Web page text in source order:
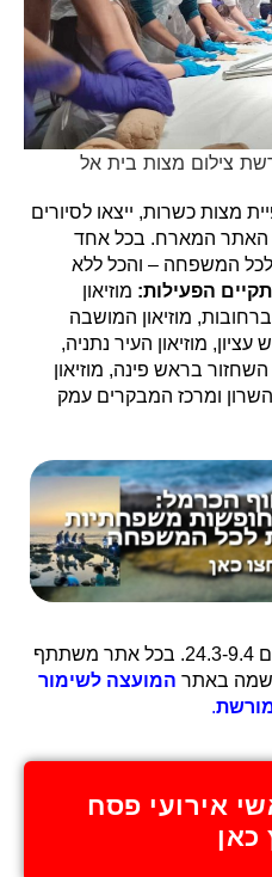
צילום מצות בית אל
מצות כשרות, ייצאו לסיורים
האתר המארח. בכל אחד
המשפחה – והכל ללא
הפעילות: מוזיאון
מוזיאון המושבה
מוזיאון העיר נתניה,
בראש פינה, מוזיאון
ומרכז המבקרים עמק
הפעילות תתקיים בין התאריכים 24.3-9.4. בכל אתר משתתף
באתר המועצה לשימור
.
אירועי פסח
כאן